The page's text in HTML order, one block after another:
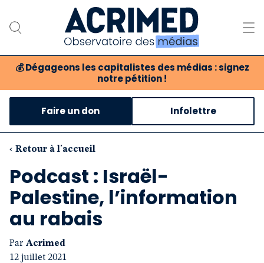
💰 Dégageons les capitalistes des médias : signez
notre pétition !
Notre association
Notre critique des médias
Nos propositions
Notre revue
Boutique
Faire un don Infolettre
‹ Retour à l'accueil
Podcast : Israël-
Palestine, l’information
au rabais
Par Acrimed
12 juillet 2021